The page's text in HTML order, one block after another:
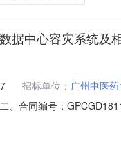
据中心容灾系统及
招标单位： 广州中医
、合同编号：
（元）：￥